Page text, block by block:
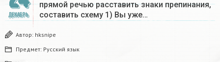
ДЕКАБРЬ
прямой речью расставить знаки препинания,
составить схему 1) Вы уже…
Автор: hksnipe
Предмет: Русский язык